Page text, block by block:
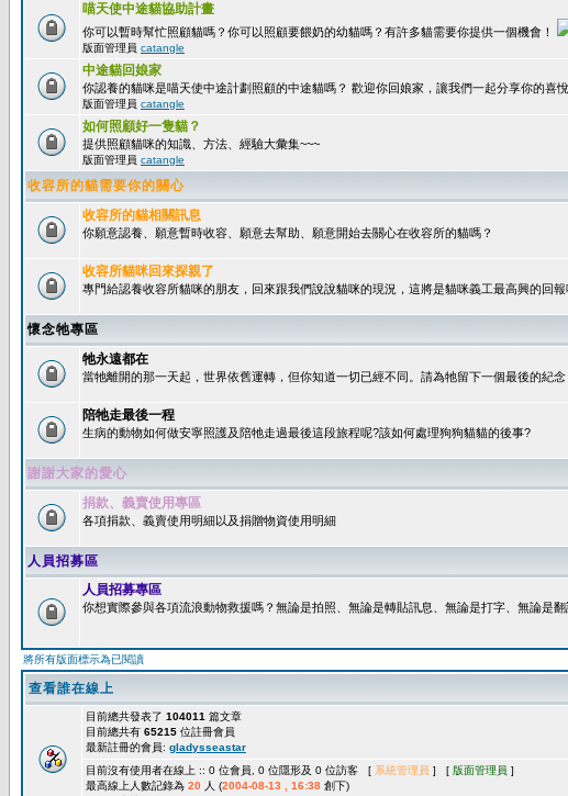
喵天使中途貓協助計畫
你可以暫時幫忙照顧貓嗎？你可以照顧要餵奶的幼貓嗎？有許多貓需要你提供一個機會！
版面管理員 catangle
中途貓回娘家
你認養的貓咪是喵天使中途計劃照顧的中途貓嗎？ 歡迎你回娘家，讓我們一起分享你的喜悅
版面管理員 catangle
如何照顧好一隻貓？
提供照顧貓咪的知識、方法、經驗大彙集~~~
版面管理員 catangle
收容所的貓需要你的關心
收容所的貓相關訊息
你願意認養、願意暫時收容、願意去幫助、願意開始去關心在收容所的貓嗎？
收容所貓咪回來探親了
專門給認養收容所貓咪的朋友，回來跟我們說說貓咪的現況，這將是貓咪義工最高興的回報
懷念牠專區
牠永遠都在
當牠離開的那一天起，世界依舊運轉，但你知道一切已經不同。請為牠留下一個最後的紀
陪牠走最後一程
生病的動物如何做安寧照護及陪牠走過最後這段旅程呢?該如何處理狗狗貓貓的後事?
謝謝大家的愛心
捐款、義賣使用專區
各項捐款、義賣使用明細以及捐贈物資使用明細
人員招募區
人員招募專區
你想實際參與各項流浪動物救援嗎？無論是拍照、無論是轉貼訊息、無論是打字、無論是翻
將所有版面標示為已閱讀
查看誰在線上
目前總共發表了 104011 篇文章
目前總共有 65215 位註冊會員
最新註冊的會員: gladysseastar
目前沒有使用者在線上 :: 0 位會員, 0 位隱形及 0 位訪客 [ 系統管理員 ] [ 版面管理員 ]
最高線上人數記錄為 20 人 (2004-08-13 , 16:38 創下)